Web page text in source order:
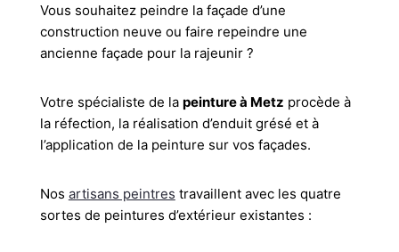
Vous souhaitez peindre la façade d’une
construction neuve ou faire repeindre une
ancienne façade pour la rajeunir ?
Votre spécialiste de la peinture à Metz procède à
la réfection, la réalisation d’enduit grésé et à
l’application de la peinture sur vos façades.
Nos artisans peintres travaillent avec les quatre
sortes de peintures d’extérieur existantes :